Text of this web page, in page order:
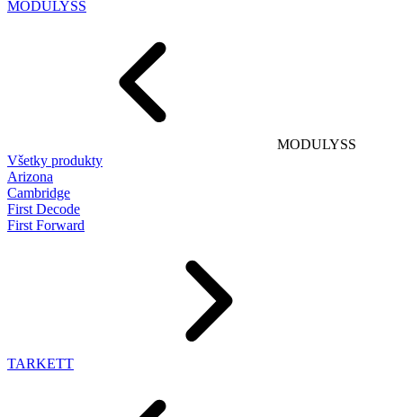
MODULYSS
MODULYSS
Všetky produkty
Arizona
Cambridge
First Decode
First Forward
TARKETT